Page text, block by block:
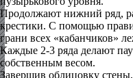
Продолжают нижний ряд,
крестики. С помощью
грани всех «кабанчиков»
Каждые 2-3 ряда делают
собственным весом.
Завершив облицовку